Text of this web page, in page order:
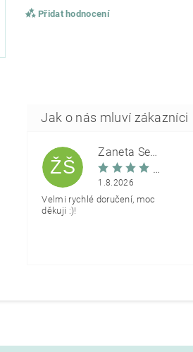
Přidat hodnocení
ŽŠ
Žaneta Šemberová
1.8.2026
Velmi rychlé doručení, moc
děkuji :)!